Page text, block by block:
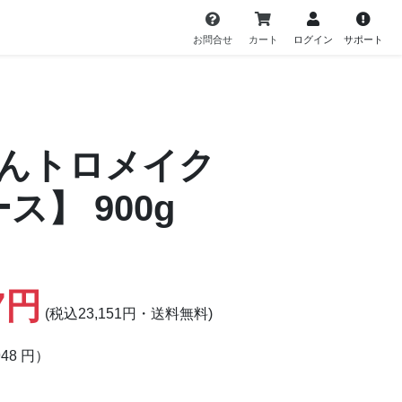
お問合せ カート ログイン サポート
トロメイク
】
900g
(税込23,151円・送料無料)
円）